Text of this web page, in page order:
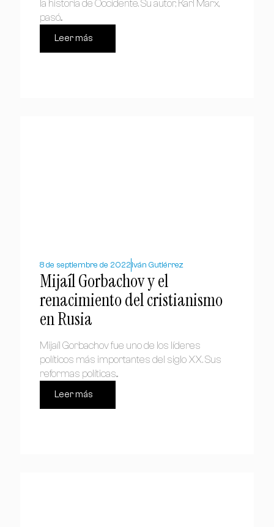
la historia de Occidente. Su autor, Karl Marx,
pasó...
Leer más
8 de septiembre de 2022 Iván Gutiérrez
Mijaíl Gorbachov y el
renacimiento del cristianismo
en Rusia
Mijaíl Gorbachov fue uno de los líderes
políticos más importantes del siglo XX. Sus
reformas políticas...
Leer más